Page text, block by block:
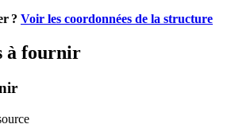
? Voir les coordonnées de la structure
à fournir